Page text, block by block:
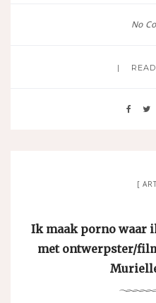
No
Ik maak porno waar
met ontwerpster/